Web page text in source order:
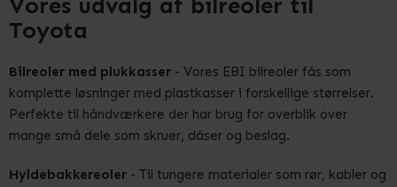
Vores udvalg af bilreoler til
Toyota
Bilreoler med plukkasser - Vores EBI bilreoler fås som
komplette løsninger med plastkasser i forskellige størrelser.
Perfekte til håndværkere der har brug for overblik over
mange små dele som skruer, dåser og beslag.
Hyldebakkereoler - Til tungere materialer som rør, kabler og